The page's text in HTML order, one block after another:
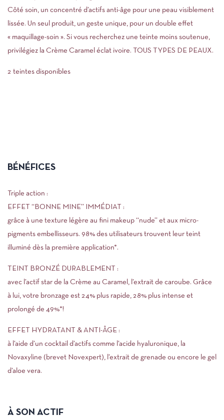
Côté soin, un concentré d’actifs anti-âge pour une peau visiblement
lissée. Un seul produit, un geste unique, pour un double effet
« maquillage-soin ». Si vous recherchez une teinte moins soutenue,
privilégiez la Crème Caramel éclat ivoire. TOUS TYPES DE PEAUX.
2 teintes disponibles
BÉNÉFICES
Triple action :
EFFET ‘‘BONNE MINE’’ IMMÉDIAT :
grâce à une texture légère au fini makeup ‘‘nude’’ et aux micro-
pigments embellisseurs. 98% des utilisateurs trouvent leur teint
illuminé dès la première application*.
TEINT BRONZÉ DURABLEMENT :
avec l’actif star de la Crème au Caramel, l’extrait de caroube. Grâce
à lui, votre bronzage est 24% plus rapide, 28% plus intense et
prolongé de 49%*!
EFFET HYDRATANT & ANTI-ÂGE :
à l’aide d’un cocktail d’actifs comme l’acide hyaluronique, la
Novaxyline (brevet Novexpert), l’extrait de grenade ou encore le gel
d’aloe vera.
À SON ACTIF